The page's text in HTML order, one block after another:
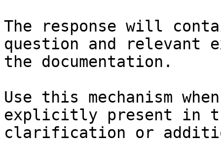
The response will
question and relevant
the documentation.
Use this mechanism
explicitly present in
clarification or